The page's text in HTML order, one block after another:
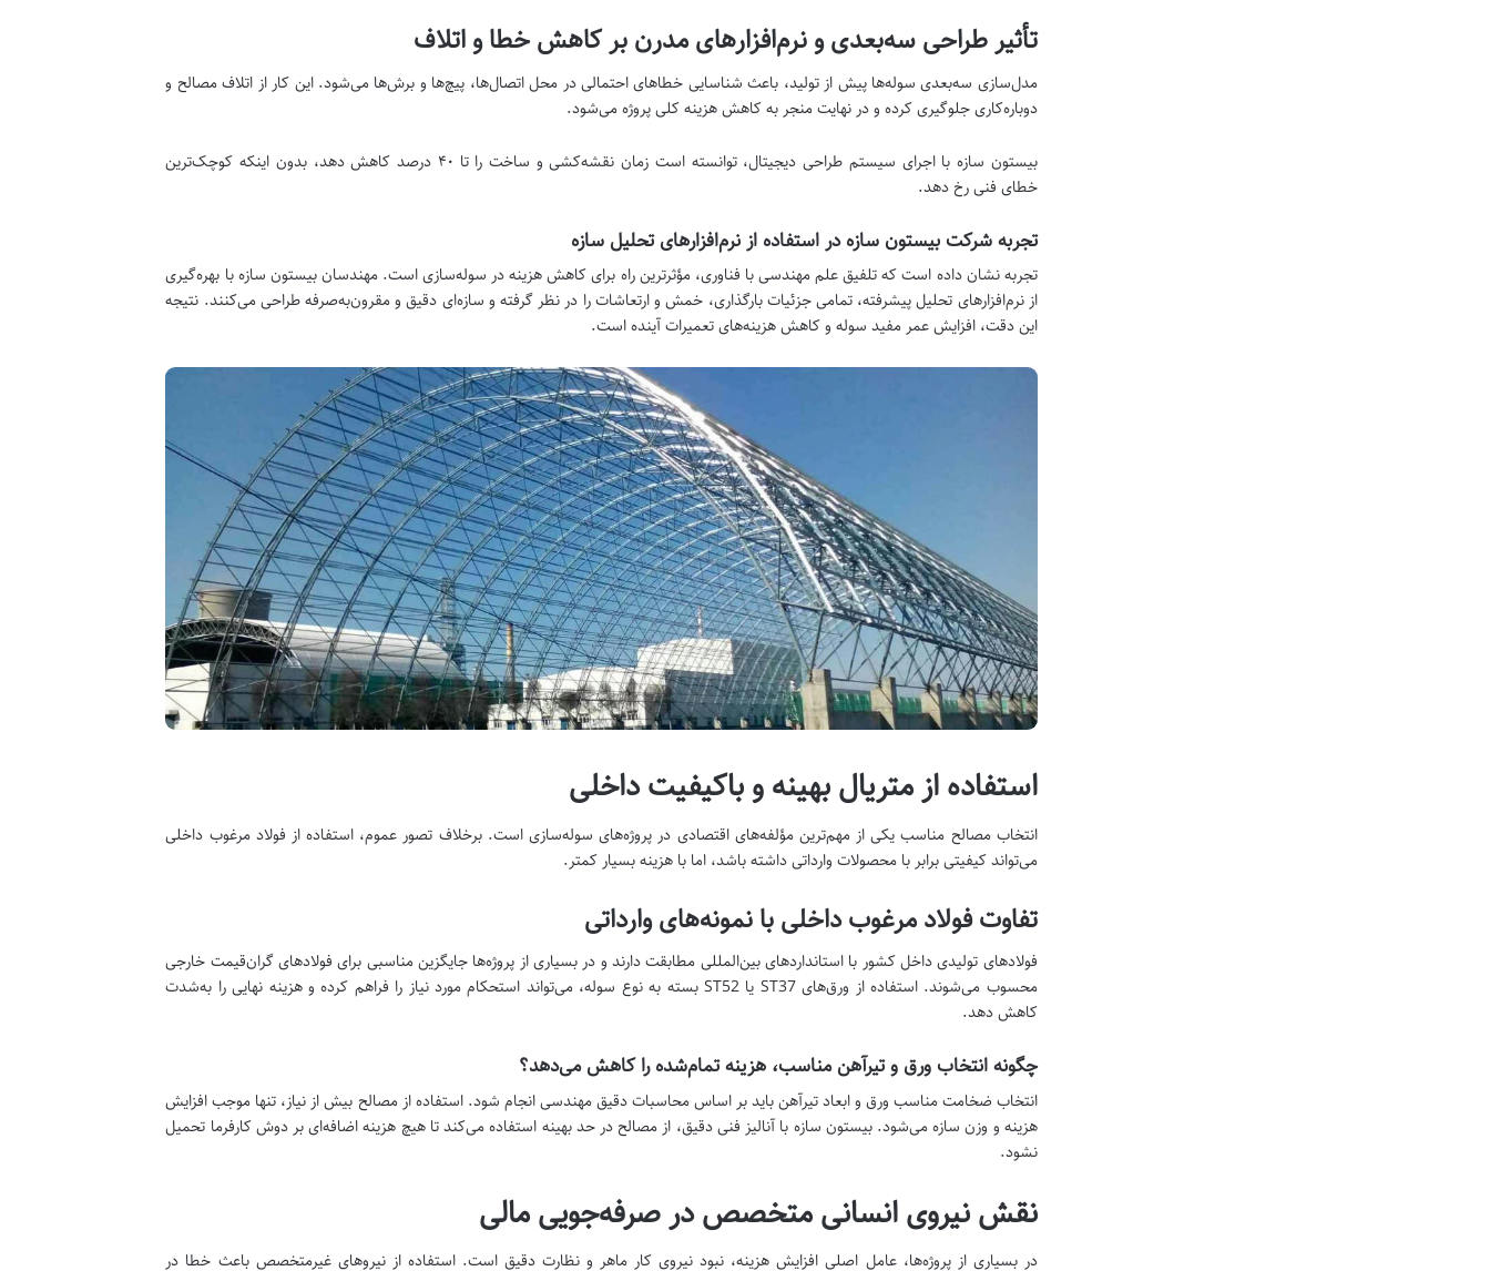
تأثیر طراحی سه‌بعدی و نرم‌افزارهای مدرن بر کاهش خطا و اتلاف
مدل‌سازی سه‌بعدی سوله‌ها پیش از تولید، باعث شناسایی خطاهای احتمالی در محل اتصال‌ها، پیچ‌ها و برش‌ها می‌شود. این کار از اتلاف مصالح و
دوباره‌کاری جلوگیری کرده و در نهایت منجر به کاهش هزینه کلی پروژه می‌شود.
بیستون سازه با اجرای سیستم طراحی دیجیتال، توانسته است زمان نقشه‌کشی و ساخت را تا ۴۰ درصد کاهش دهد، بدون اینکه کوچک‌ترین
خطای فنی رخ دهد.
تجربه شرکت بیستون سازه در استفاده از نرم‌افزارهای تحلیل سازه
تجربه نشان داده است که تلفیق علم مهندسی با فناوری، مؤثرترین راه برای کاهش هزینه در سوله‌سازی است. مهندسان بیستون سازه با بهره‌گیری
از نرم‌افزارهای تحلیل پیشرفته، تمامی جزئیات بارگذاری، خمش و ارتعاشات را در نظر گرفته و سازه‌ای دقیق و مقرون‌به‌صرفه طراحی می‌کنند. نتیجه
این دقت، افزایش عمر مفید سوله و کاهش هزینه‌های تعمیرات آینده است.
استفاده از متریال بهینه و باکیفیت داخلی
انتخاب مصالح مناسب یکی از مهم‌ترین مؤلفه‌های اقتصادی در پروژه‌های سوله‌سازی است. برخلاف تصور عموم، استفاده از فولاد مرغوب داخلی
می‌تواند کیفیتی برابر با محصولات وارداتی داشته باشد، اما با هزینه بسیار کمتر.
تفاوت فولاد مرغوب داخلی با نمونه‌های وارداتی
فولادهای تولیدی داخل کشور با استانداردهای بین‌المللی مطابقت دارند و در بسیاری از پروژه‌ها جایگزین مناسبی برای فولادهای گران‌قیمت خارجی
محسوب می‌شوند. استفاده از ورق‌های ST37 یا ST52 بسته به نوع سوله، می‌تواند استحکام مورد نیاز را فراهم کرده و هزینه نهایی را به‌شدت
کاهش دهد.
چگونه انتخاب ورق و تیرآهن مناسب، هزینه تمام‌شده را کاهش می‌دهد؟
انتخاب ضخامت مناسب ورق و ابعاد تیرآهن باید بر اساس محاسبات دقیق مهندسی انجام شود. استفاده از مصالح بیش از نیاز، تنها موجب افزایش
هزینه و وزن سازه می‌شود. بیستون سازه با آنالیز فنی دقیق، از مصالح در حد بهینه استفاده می‌کند تا هیچ هزینه اضافه‌ای بر دوش کارفرما تحمیل
نشود.
نقش نیروی انسانی متخصص در صرفه‌جویی مالی
در بسیاری از پروژه‌ها، عامل اصلی افزایش هزینه، نبود نیروی کار ماهر و نظارت دقیق است. استفاده از نیروهای غیرمتخصص باعث خطا در